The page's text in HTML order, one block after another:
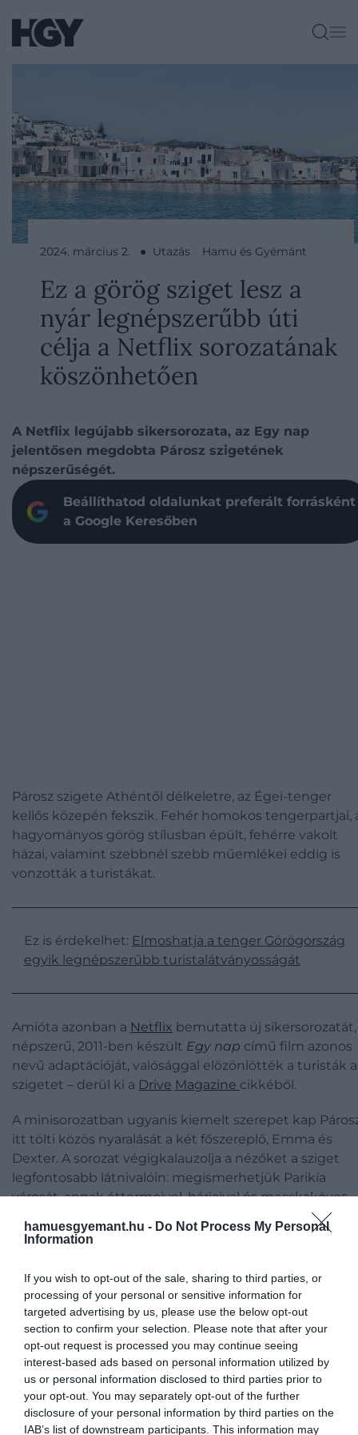
hamuesgyemant.hu - Do Not Process My Personal
Information
If you wish to opt-out of the sale, sharing to third parties, or
processing of your personal or sensitive information for
targeted advertising by us, please use the below opt-out
section to confirm your selection. Please note that after your
opt-out request is processed you may continue seeing
interest-based ads based on personal information utilized by
us or personal information disclosed to third parties prior to
your opt-out. You may separately opt-out of the further
disclosure of your personal information by third parties on the
IAB’s list of downstream participants. This information may
2024. március 2. ● Utazás Hamu és Gyémánt
Ez a görög sziget lesz a
nyár legnépszerűbb úti
célja a Netflix sorozatának
köszönhetően
A Netflix legújabb sikersorozata, az Egy nap
jelentősen megdobta Párosz szigetének
népszerűségét.
Beállíthatod oldalunkat preferált forrásként
a Google Keresőben
Párosz szigete Athéntől délkeletre, az Égei-tenger
kellős közepén fekszik. Fehér homokos tengerpartjai,
hagyományos görög stílusban épült, fehérre vakolt
házai, valamint szebbnél szebb műemlékei eddig is
vonzották a turistákat.
Ez is érdekelhet: Elmoshatja a tenger Görögország
egyik legnépszerűbb turistalátványosságát
Amióta azonban a Netflix bemutatta új sikersorozatát,
népszerű, 2011-ben készült Egy nap című film azonos
nevű adaptációját, valósággal elözönlötték a turisták a
szigetet – derül ki a Drive Magazine cikkéből.
A minisorozatban ugyanis kiemelt szerepet kap
itt tölti közös nyaralását a két főszereplő, Emma és
Dexter. A sorozat végigkalauzolja a nézőket a sziget
legfontosabb látnivalóin: megismerhetjük Parikía
városát, annak éttermeivel, bárjaival és macskaköves
utcáival. Feltűnik a Panagia Ekatontapiliani néven
ismert ókeresztény templom is, de a szereplők a
Jobb reklám nem is kellett Párosznak: a hírek szerint
tömegek próbálnak szállást foglalni a nyári szezonra.